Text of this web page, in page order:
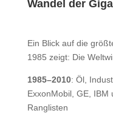
Wandel der
Ein Blick auf die
1985 zeigt: Die
1985–2010: Öl,
ExxonMobil, GE, IBM
Ranglisten